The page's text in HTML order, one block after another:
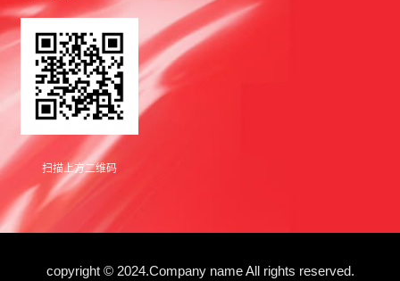
扫描上方二维码
copyright © 2024.Company name All rights reserved.